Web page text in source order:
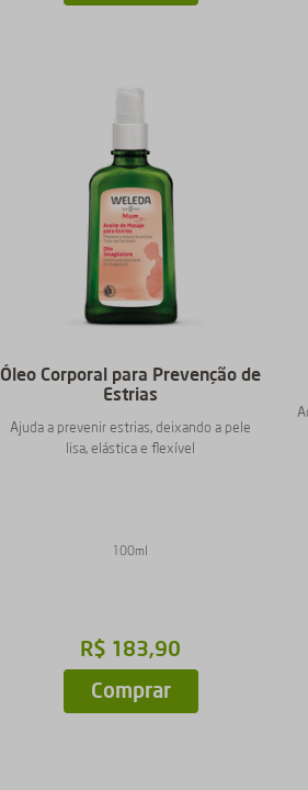
Óleo Corporal para Prevenção de
Estrias
Ajuda a prevenir estrias, deixando a pele
lisa, elástica e flexível
100ml
R$ 183,90
Comprar